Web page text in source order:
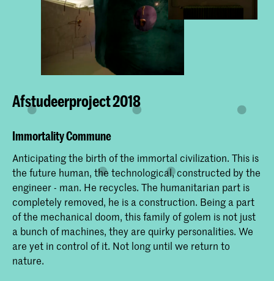
Afstudeerproject 2018
Immortality Commune
Anticipating the birth of the immortal civilization. This is
the future human, the technological, constructed by the
engineer - man. He recycles. The humanitarian part is
completely removed, he is a construction. Being a part
of the mechanical doom, this family of golem is not just
a bunch of machines, they are quirky personalities. We
are yet in control of it. Not long until we return to
nature.